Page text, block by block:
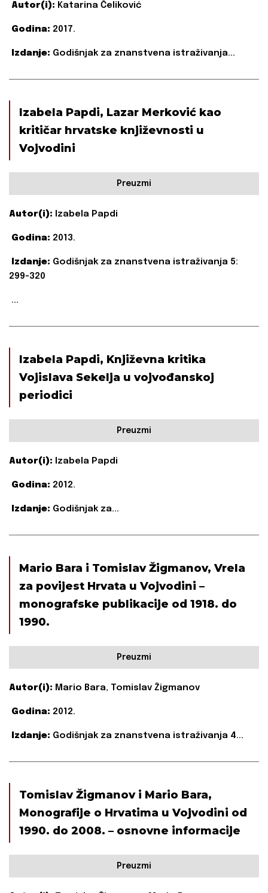
Autor(i): Katarina Čeliković
Godina: 2017.
Izdanje: Godišnjak za znanstvena istraživanja...
Izabela Papdi, Lazar Merković kao
kritičar hrvatske književnosti u
Vojvodini
Preuzmi
Autor(i): Izabela Papdi
Godina: 2013.
Izdanje: Godišnjak za znanstvena istraživanja 5:
299-320
...
Izabela Papdi, Književna kritika
Vojislava Sekelja u vojvođanskoj
periodici
Preuzmi
Autor(i): Izabela Papdi
Godina: 2012.
Izdanje: Godišnjak za...
Mario Bara i Tomislav Žigmanov, Vrela
za povijest Hrvata u Vojvodini –
monografske publikacije od 1918. do
1990.
Preuzmi
Autor(i): Mario Bara, Tomislav Žigmanov
Godina: 2012.
Izdanje: Godišnjak za znanstvena istraživanja 4...
Tomislav Žigmanov i Mario Bara,
Monografije o Hrvatima u Vojvodini od
1990. do 2008. – osnovne informacije
Preuzmi